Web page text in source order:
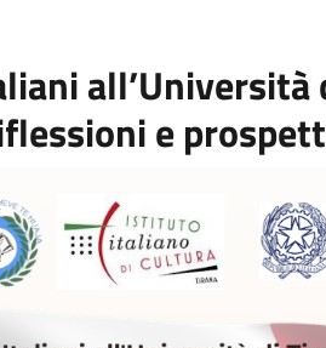
all’Università
e